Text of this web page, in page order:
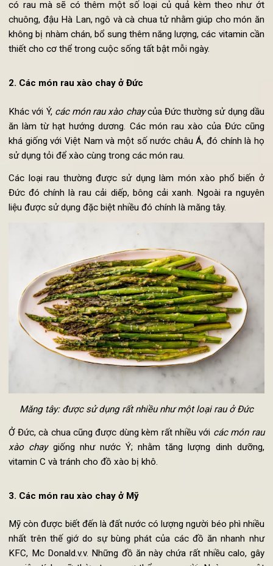
tiềm ẩn, cũng như tăng thêm dinh dưỡng cho các món ăn,
ngăn ngừa bệnh Alzheime, bảo vệ gan.
Ngoài ra,các món rau xào chaycủa người Ý thường không
chuông, đậu Hà Lan, ngô và cà chua tử nhằm giúp cho món
thiết cho cơ thể trong cuộc sống tất bật mỗi ngày.
2. Các món rau xào chay ở Đức
Khác với Ý,các món rau xào chaycủa Đức thường sử dụng
ăn làm từ hạt hướng dương. Các món rau xào của Đức
khá giống với Việt Nam và một số nước châu Á, đó chính là
Đức đó chính là rau cải diếp, bông cải xanh. Ngoài ra
liệu được sử dụng đặc biệt nhiều đó chính là măng tây.
xào chaygiống như nước Ý; nhằm tăng lượng dinh
vitamin C và tránh cho đồ xào bị khô.